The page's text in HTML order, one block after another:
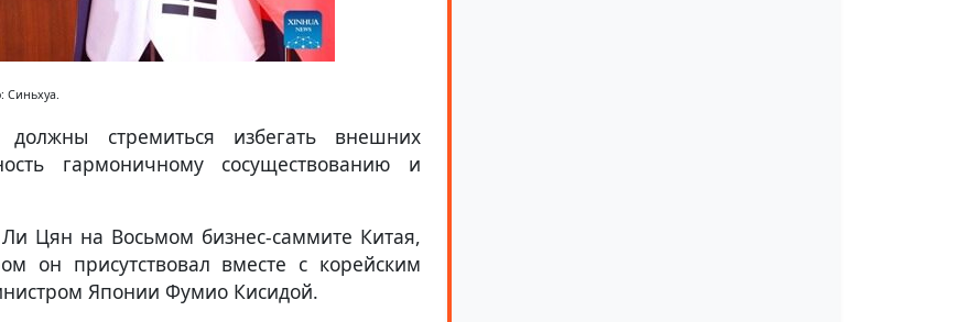
Синьхуа.
стремиться избегать внешних
гармоничному сосуществованию и
Цян на Восьмом бизнес-саммите Китая,
он присутствовал вместе с корейским
Японии Фумио Кисидой.